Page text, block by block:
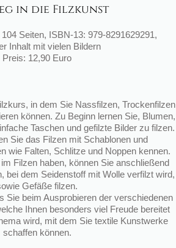
in die Filzkunst
Seiten, ISBN-13: 979-8291629291,
Inhalt mit vielen Bildern
Preis: 12,90 Euro
in dem Sie Nassfilzen, Trockenfilzen
können. Zu Beginn lernen Sie, Blumen,
Taschen und gefilzte Bilder zu filzen.
Sie das Filzen mit Schablonen und
wie Falten, Schlitze und Noppen kennen.
Filzen haben, können Sie anschließend
bei dem Seidenstoff mit Wolle verfilzt wird,
Gefäße filzen.
Sie beim Ausprobieren der verschiedenen
Ihnen besonders viel Freude bereitet
wird, mit dem Sie textile Kunstwerke
schaffen können.